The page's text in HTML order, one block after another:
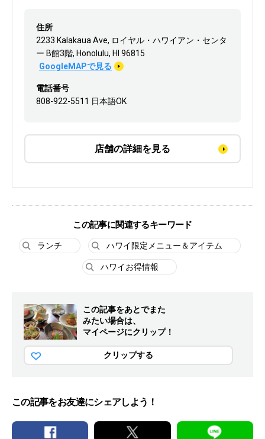
住所
2233 Kalakaua Ave, ロイヤル・ハワイアン・センタ
ー B館3階, Honolulu, HI 96815
GoogleMAPで見る
電話番号
808-922-5511 日本語OK
店舗の詳細を見る
この記事に関連するキーワード
ランチ ハワイ限定メニュー＆アイテム
ハワイお得情報
この記事をあとでまた
みたい場合は、
マイページにクリップ！
クリップする
この記事をお友達にシェアしよう！